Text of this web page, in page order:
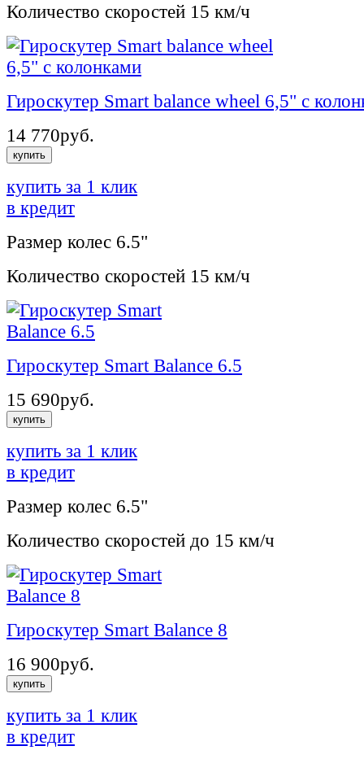
Количество скоростей 15 км/ч
Гироскутер Smart balance wheel 6,5" с
14 770руб.
купить
купить за 1 клик
в кредит
Размер колес 6.5"
Количество скоростей 15 км/ч
Гироскутер Smart Balance 6.5
15 690руб.
купить
купить за 1 клик
в кредит
Размер колес 6.5"
Количество скоростей до 15 км/ч
Гироскутер Smart Balance 8
16 900руб.
купить
купить за 1 клик
в кредит